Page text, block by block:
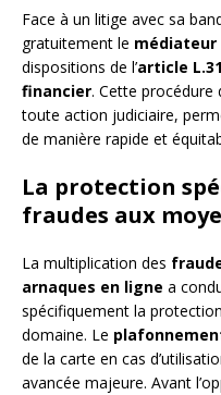
Face à un litige avec sa
gratuitement le médiateur
dispositions de l’article
financier. Cette
toute action judiciaire,
de manière rapide et
La protection
fraudes aux
La multiplication des
arnaques en ligne a
spécifiquement la
domaine. Le
de la carte en cas
avancée majeure. Avant